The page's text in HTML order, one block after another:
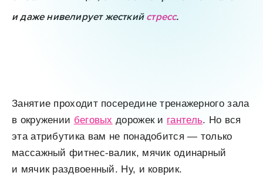
и даже нивелирует жесткийстресс.
Занятие проходит посередине тренажерного зала
в окружении беговых дорожек и гантель. Но вся
эта атрибутика вам не понадобится — только
массажный фитнес-валик, мячик одинарный
и мячик раздвоенный. Ну, и коврик.